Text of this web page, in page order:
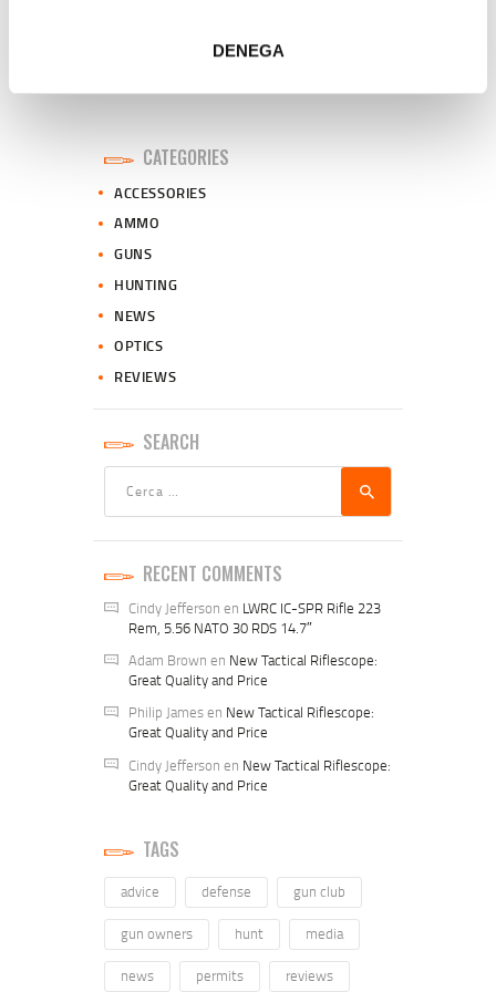
DENEGA
CATEGORIES
ACCESSORIES
AMMO
GUNS
HUNTING
NEWS
OPTICS
REVIEWS
SEARCH
RECENT COMMENTS
Cindy Jefferson en LWRC IC-SPR Rifle 223
Rem, 5.56 NATO 30 RDS 14.7″
Adam Brown en New Tactical Riflescope:
Great Quality and Price
Philip Jamesen New Tactical Riflescope:
Great Quality and Price
Cindy Jefferson en New Tactical Riflescope:
Great Quality and Price
TAGS
advice defense gun club
gun owners hunt media
news permits reviews